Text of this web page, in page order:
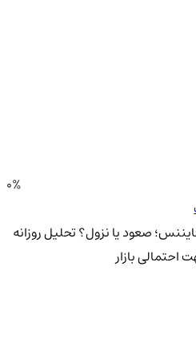
0%
صعود یا نزول؟تحلیل روزانه
بازار